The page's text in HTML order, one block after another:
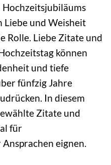
Hochzeitsjubiläums
Liebe und Weisheit
Rolle. Liebe Zitate und
können
und tiefe
fünfzig Jahre
In diesem
Zitate und
für
eignen.